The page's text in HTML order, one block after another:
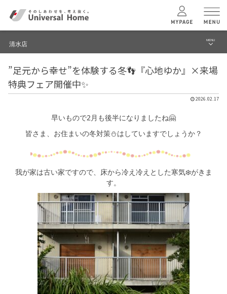
ユニバーサル ホームの特長
テクノロジー
建築実例
モデルハウス検索・見学予約
シミュレーション
キャンペーン・コラボ情報
家づくりの知識
清水店 MENU
ブログ
建築実例・事例
モデルハウス見学予約
清水店 TOPへ
”足元から幸せ”を体験する冬👣『心地ゆか』×来場
特典フェア開催中✨
2026.02.17
早いもので2月も後半になりましたね🤗
皆さま、お住まいの冬対策⛄はしていますでしょうか？
我が家は古い家ですので、床から冷え冷えとした寒気❄️がきま
す。